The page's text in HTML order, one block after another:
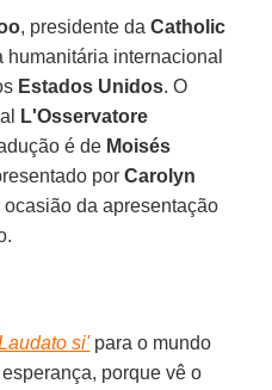
, presidente daCatholic
humanitária internacional
Estados Unidos. O
L'Osservatore
é de Moisés
porCarolyn
da apresentação
si'para o mundo
porque vê o